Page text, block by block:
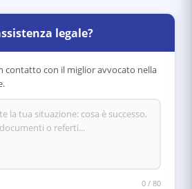
legale?
contatto con il miglior avvocato nella
0 / 80